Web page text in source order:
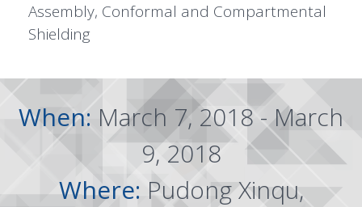
Assembly, Conformal and Compartmental
Shielding
When: March 7, 2018 - March
9, 2018
Where: Pudong Xinqu,